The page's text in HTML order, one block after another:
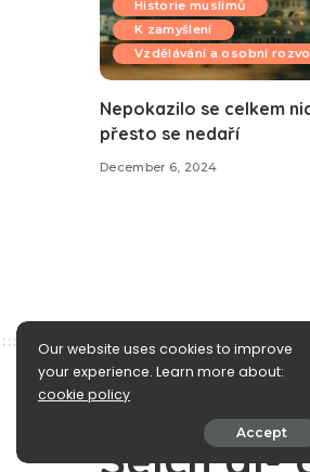
Historie muslimů
K zamyšlení
Vzdělávání a osobní
Nepokazilo se celkem
přesto se nedaří
December 6, 2024
e-Islám >Blog>K zamyšlení
Šejch al-
Our website uses cookies to improve
your experience. Learn more about:
cookie policy
Accept